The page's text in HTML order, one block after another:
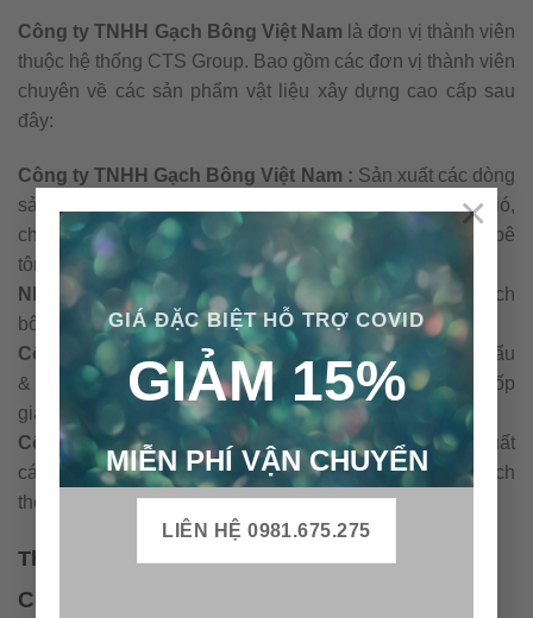
GIÁ ĐẶC BIỆT HỖ TRỢ COVID
GIẢM 15%
MIỄN PHÍ VẬN CHUYỂN
LIÊN HỆ 0981.675.275
×
Công ty TNHH Gạch Bông Việt Nam là đơn vị thành viên
thuộc hệ thống CTS Group. Bao gồm các đơn vị thành viên
chuyên về các sản phẩm vật liệu xây dựng cao cấp sau
đây:
Công ty TNHH Gạch Bông Việt Nam : Sản xuất các dòng
sản phẩm gạch bông xi măng xuất khẩu, gạch bông gió,
chậu xi măng nhẹ, bàn xi măng, bàn & chậu terrazzo, bê
tông trang trí…
Nhà máy CTS Bình Dương
: Chuyên về sản xuất gạch
bông xuất khẩu
Công ty TNHH Gạch Motif Việt Nam
: Đơn vị nhập khẩu
& phân phối các sản phẩm gạch bông Porcelain, gạch ốp
giả gỗ, gạch cổ, gạch giả cổ, gạch tranh 3D…
Công ty TNHH Gạch Bông Việt Nam: Đơn vị sản xuất
các dòng sản phẩm gạch không nung xây tường 6 lỗ, gạch
thẻ không nung, gạch bông xi măng, gạch bông gió….
Thông tin liên hệ:
Công ty TNHH Gạch Bông Việt Nam